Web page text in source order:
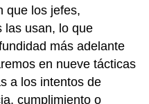
que los jefes,
las usan, lo que
más adelante
en nueve tácticas
a los intentos de
cumplimiento o